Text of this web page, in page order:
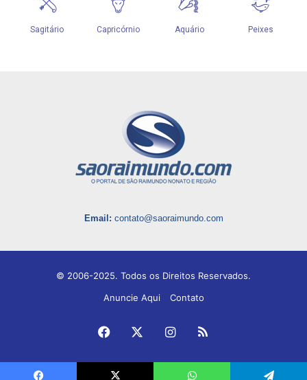
Email: contato@saoraimundo.com
© 2006-2025. Todos os Direitos Reservados.
Anuncie Aqui
Contato
Facebook Instagram
RSS